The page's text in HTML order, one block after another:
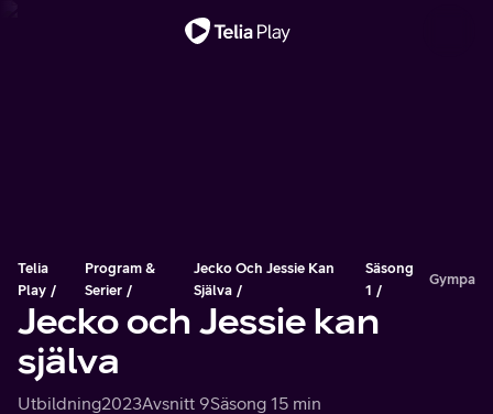
Telia
Play
Program &
Serier
Jecko Och Jessie Kan
Själva
Säsong
1
Gympa
Jecko och Jessie kan
själva
Utbildning2023Avsnitt 9Säsong 15 min